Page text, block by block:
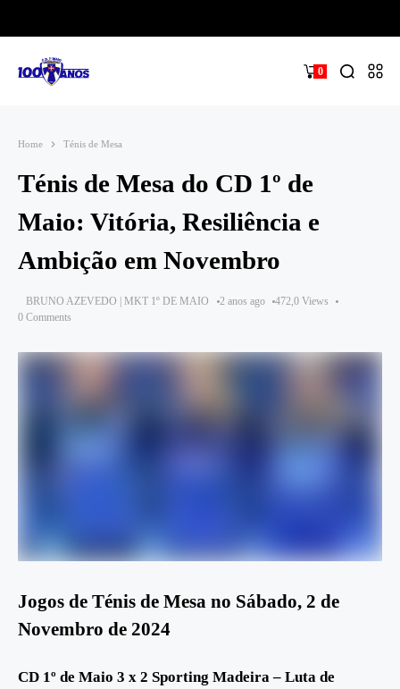
0
Home Ténis de Mesa
Ténis de Mesa do CD 1º de
Maio: Vitória, Resiliência e
Ambição em Novembro
BRUNO AZEVEDO | MKT 1º DE MAIO 2 anos ago
472,0 Views
0 Comments
Jogos de Ténis de Mesa no Sábado, 2 de
Novembro de 2024
CD 1º de Maio 3 x 2 Sporting Madeira – Luta de